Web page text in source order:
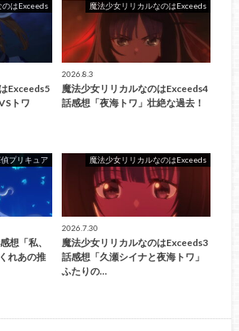
のはExceeds
Exceeds5
トワ
魔法少女リリカルなのはExceeds
2026.8.3
魔法少女リリカルなのはExceeds4
話感想「夜海トワ」壮絶な過去！
プリキュア
想「私、
れあの推
魔法少女リリカルなのはExceeds
2026.7.30
魔法少女リリカルなのはExceeds3
話感想「久瀬シイナと夜海トワ」
ふたりの…